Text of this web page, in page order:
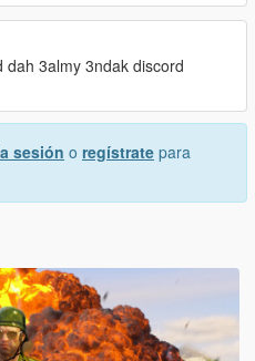
3almy 3ndak discord
sesión o regístrate para